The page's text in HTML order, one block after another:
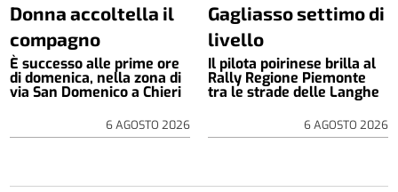
Donna accoltella il
compagno
È successo alle prime ore
di domenica, nella zona di
via San Domenico a Chieri
6 AGOSTO 2026
Gagliasso settimo di
livello
Il pilota poirinese brilla al
Rally Regione Piemonte
tra le strade delle Langhe
6 AGOSTO 2026